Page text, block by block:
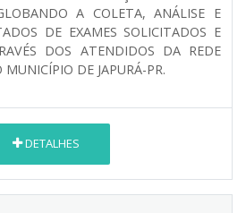
A COLETA, ANÁLISE E
DE EXAMES SOLICITADOS E
DOS ATENDIDOS DA REDE
DE JAPURÁ-PR.
DETALHES